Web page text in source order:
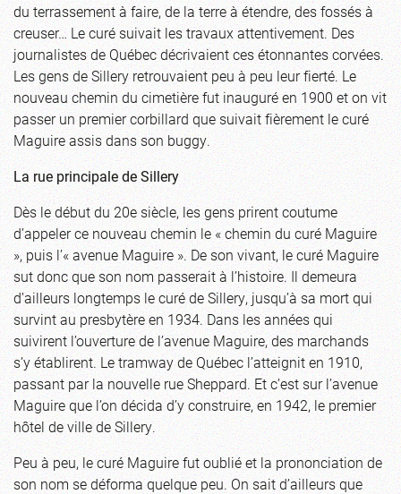
du terrassement à faire, de la terre à étendre, des fossés à
creuser… Le curé suivait les travaux attentivement. Des
journalistes de Québec décrivaient ces étonnantes corvées.
Les gens de Sillery retrouvaient peu à peu leur fierté. Le
nouveau chemin du cimetière fut inauguré en 1900 et on vit
passer un premier corbillard que suivait fièrement le curé
Maguire assis dans son buggy.
La rue principale de Sillery
Dès le début du 20e siècle, les gens prirent coutume
d’appeler ce nouveau chemin le « chemin du curé Maguire
», puis l’« avenue Maguire ». De son vivant, le curé Maguire
sut donc que son nom passerait à l’histoire. Il demeura
d’ailleurs longtemps le curé de Sillery, jusqu’à sa mort qui
survint au presbytère en 1934. Dans les années qui
suivirent l’ouverture de l’avenue Maguire, des marchands
s’y établirent. Le tramway de Québec l’atteignit en 1910,
passant par la nouvelle rue Sheppard. Et c’est sur l’avenue
Maguire que l’on décida d’y construire, en 1942, le premier
hôtel de ville de Sillery.
Peu à peu, le curé Maguire fut oublié et la prononciation de
son nom se déforma quelque peu. On sait d’ailleurs que